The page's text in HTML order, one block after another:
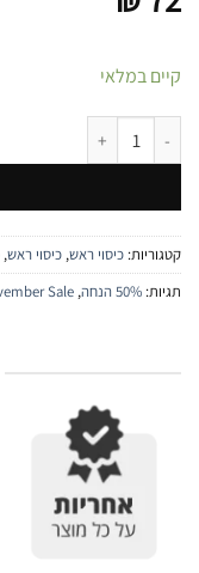
קיים במלאי
כמות של כיסוי ראש חי - לונג
קטגוריות: כיסוי ראש, כיסוי ראש,
תגיות: 50% הנחה ,
Sale